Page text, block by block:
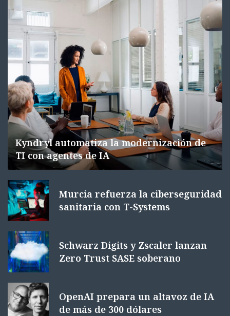
Kyndryl automatiza la modernización de
TI con agentes de IA
Murcia refuerza la ciberseguridad
sanitaria con T-Systems
Schwarz Digits y Zscaler lanzan
Zero Trust SASE soberano
OpenAI prepara un altavoz de IA
de más de 300 dólares